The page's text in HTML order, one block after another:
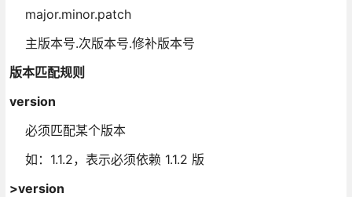
major.minor.patch
主版本号.次版本号.修补版本号
版本匹配规则
version
必须匹配某个版本
如：1.1.2，表示必须依赖 1.1.2 版
>version